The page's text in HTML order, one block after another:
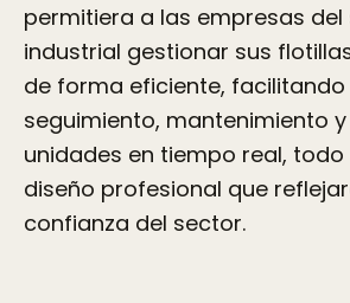
permitiera a las empresas
industrial gestionar sus
de forma eficiente, facilitando
seguimiento, mantenimiento
unidades en tiempo real,
diseño profesional que
confianza del sector.